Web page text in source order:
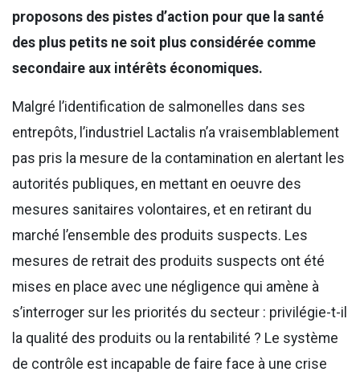
proposons des pistes d’action pour que la santé
des plus petits ne soit plus considérée comme
secondaire aux intérêts économiques.
Malgré l’identification de salmonelles dans ses
entrepôts, l’industriel Lactalis n’a vraisemblablement
pas pris la mesure de la contamination en alertant les
autorités publiques, en mettant en oeuvre des
mesures sanitaires volontaires, et en retirant du
marché l’ensemble des produits suspects. Les
mesures de retrait des produits suspects ont été
mises en place avec une négligence qui amène à
s’interroger sur les priorités du secteur : privilégie-t-il
la qualité des produits ou la rentabilité ? Le système
de contrôle est incapable de faire face à une crise